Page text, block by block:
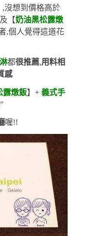
,沒想到價格高於
【奶油黑松露燉
,個人覺得這道花
都很推薦,用料相
感
露燉飯】 + 義式手
喔!!